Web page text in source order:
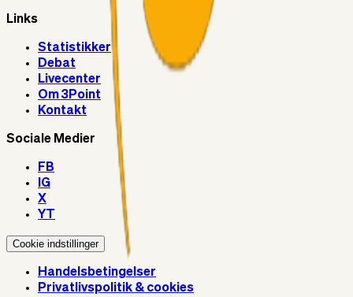
Links
Statistikker
Debat
Livecenter
Om 3Point
Kontakt
Sociale Medier
FB
IG
X
YT
Cookie indstillinger
Handelsbetingelser
Privatlivspolitik & cookies